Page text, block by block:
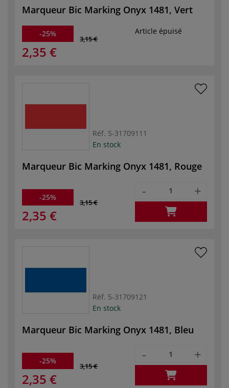
Marqueur Bic Marking Onyx 1481, Vert
-25%
3,15 €
2,35 €
Article épuisé
Réf. 5-31709111
En stock
Marqueur Bic Marking Onyx 1481, Rouge
-25%
3,15 €
2,35 €
- +
Réf. 5-31709121
En stock
Marqueur Bic Marking Onyx 1481, Bleu
-25%
3,15 €
2,35 €
- +